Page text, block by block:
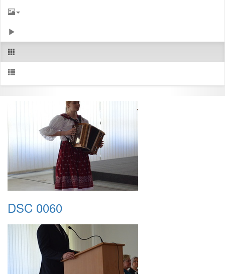
DSC 0060